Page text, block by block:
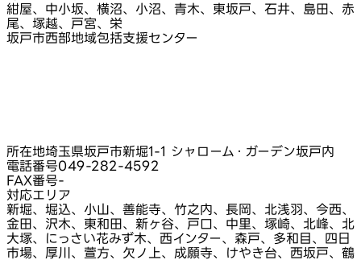
紺屋、中小坂、横沼、小沼、青木、東坂戸、石井、島田、赤
尾、塚越、戸宮、栄
坂戸市西部地域包括支援センター
所在地埼玉県坂戸市新堀1-1 シャローム・ガーデン坂戸内
電話番号049-282-4592
FAX番号-
対応エリア
新堀、堀込、小山、善能寺、竹之内、長岡、北浅羽、今西、
金田、沢木、東和田、新ヶ谷、戸口、中里、塚崎、北峰、北
大塚、にっさい花みず木、西インター、森戸、多和目、四日
市場、厚川、萱方、欠ノ上、成願寺、けやき台、西坂戸、鶴